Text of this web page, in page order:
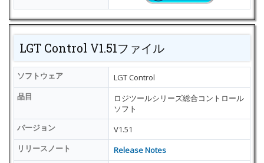
LGT Control V1.51ファイル
ソフトウェア
LGT Control
品目
ロジツールシリーズ総合コントロール
ソフト
バージョン
V1.51
リリースノート
Release Notes